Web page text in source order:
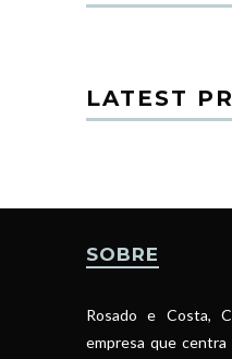
LATEST
SOBRE
Rosado e Costa,
empresa que centra